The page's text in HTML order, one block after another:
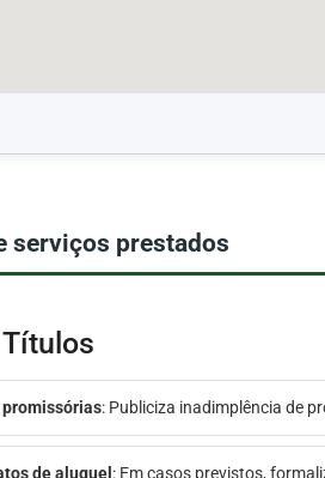
serviços prestados
: Publiciza inadimplência de
de aluguel : Em casos previstos,